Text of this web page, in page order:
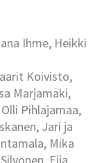
Ihme, Heikki
Koivisto,
Marjamäki,
Pihlajamaa,
Jari ja
Mika